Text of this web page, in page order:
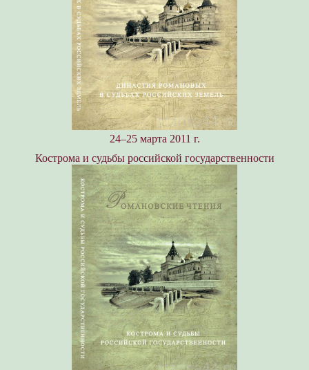
24–25 марта 2011 г.
Кострома и судьбы российской государственности